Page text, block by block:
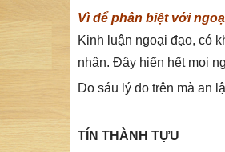
Vì để phân biệt với
Kinh luận ngoại đạo, có
nhận. Đây hiển hết mọi
Do sáu lý do trên mà an
TÍN THÀNH TỰU